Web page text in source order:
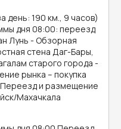
день: 190 км., 9 часов)
дня 08:00: переезд
Лунь - Обзорная
стена Даг-Бары,
старого города -
рынка – покупка
и размещение
Махачкала